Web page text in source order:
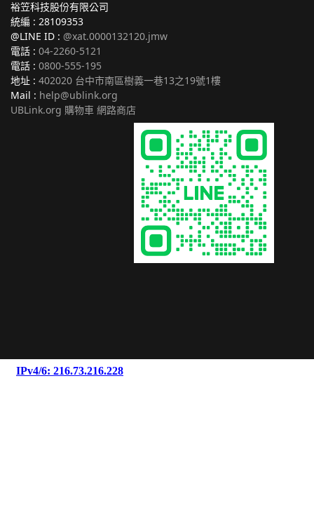
裕笠科技股份有限公司
統編 : 28109353
@LINE ID : @xat.0000132120.jmw
電話 : 04-2260-5121
電話 : 0800-555-195
地址 : 402020 台中市南區樹義一巷13之19號1樓
Mail : help@ublink.org
UBLink.org 購物車 網路商店